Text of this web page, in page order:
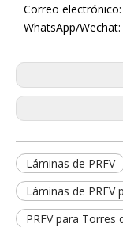
Correo
WhatsApp/
Láminas de PRFV
Láminas de PRFV
PRFV para Torres